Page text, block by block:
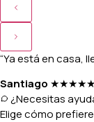
“Ya está en casa,
Santiago ★★★★★
¿Necesitas
Elige cómo